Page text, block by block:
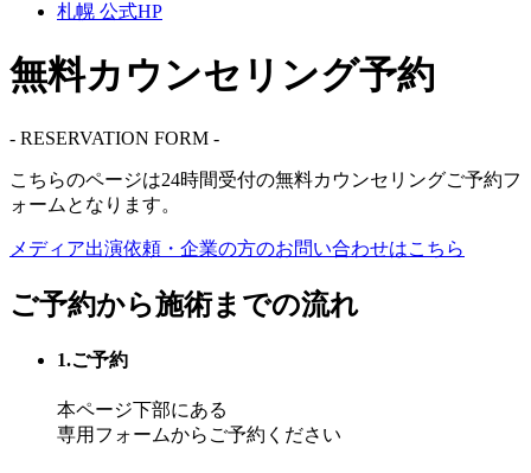
札幌 公式HP
無料カウンセリング予約
- RESERVATION FORM -
こちらのページは24時間受付の無料カウンセリングご予約フ
ォームとなります。
メディア出演依頼・企業の方のお問い合わせはこちら
ご予約から施術までの流れ
1.ご予約
本ページ下部にある
専用フォームからご予約ください